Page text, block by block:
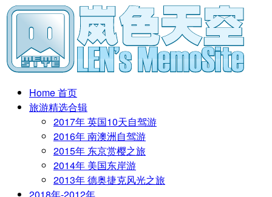
Home 首页
旅游精选合辑
2017年 英国10天自驾游
2016年 南澳洲自驾游
2015年 东京赏樱之旅
2014年 美国东岸游
2013年 德奥捷克风光之旅